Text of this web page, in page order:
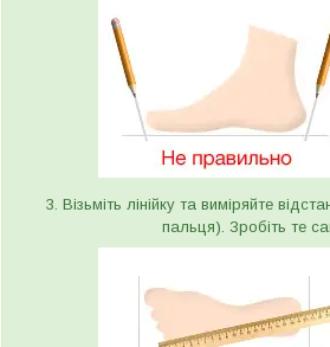
3. Візьміть лінійку та виміряйте
пальця). Зробіть те